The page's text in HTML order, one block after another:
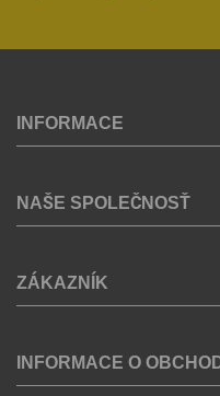
INFORMACE
NAŠE SPOLEČNOSŤ
ZÁKAZNÍK
INFORMACE O